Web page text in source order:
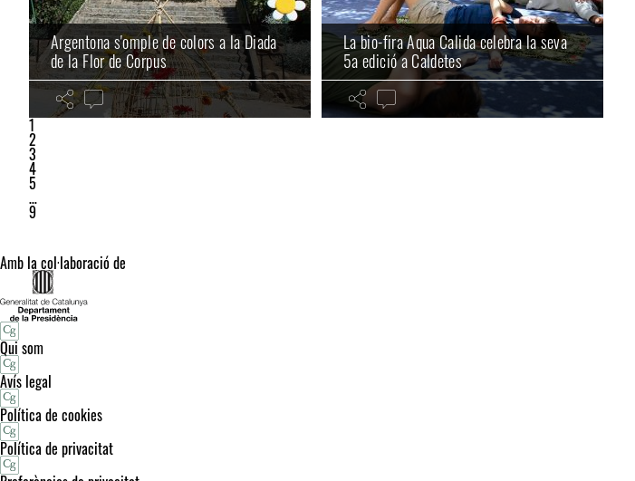
Argentona s'omple de colors a la Diada
de la Flor de Corpus
La bio-fira Aqua Calida celebra la seva
5a edició a Caldetes
1
2
3
4
5
…
9
Amb la col·laboració de
Qui som
Avís legal
Política de cookies
Política de privacitat